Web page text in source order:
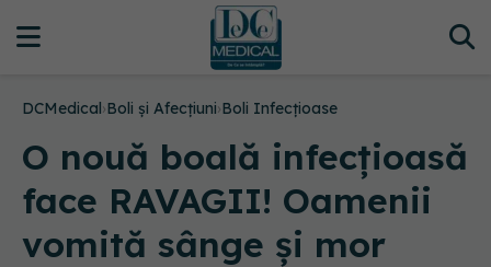
DCMedical›Boli și Afecțiuni›Boli Infecțioase
O nouă boală infecțioasă
face RAVAGII! Oamenii
vomită sânge şi mor